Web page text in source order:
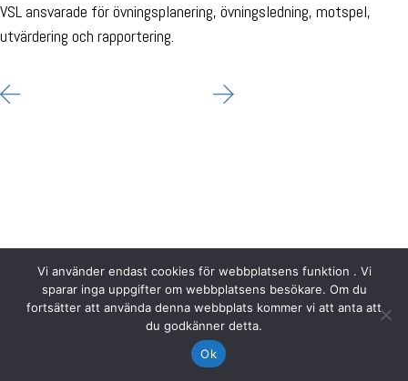
VSL ansvarade för övningsplanering, övningsledning, motspel,
utvärdering och rapportering.
Vi använder endast cookies för webbplatsens funktion . Vi
sparar inga uppgifter om webbplatsens besökare. Om du
fortsätter att använda denna webbplats kommer vi att anta att
du godkänner detta.
Ok